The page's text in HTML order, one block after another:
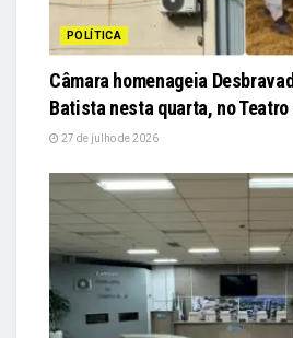
POLÍTICA
Câmara homenageia
Batista nesta quarta, no Teatro
27 de julho de 2026